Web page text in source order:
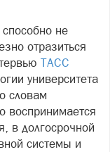
не
отразиться
ТАСС
университета
словам
воспринимается
в долгосрочной
системы и